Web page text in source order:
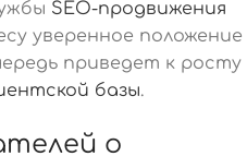
SEO-продвижения
уверенное положение
приведет к росту
базы.
о